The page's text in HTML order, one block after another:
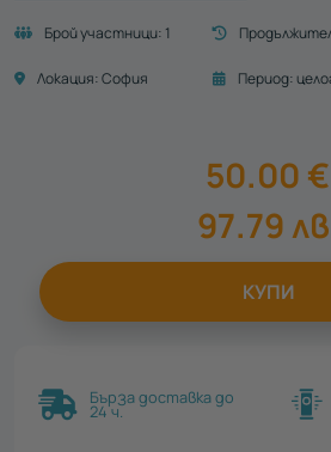
Брой участници: 1
Локация:София Период:
50.00 €
97.79
КУПИ
Бърза доставка до
24 ч.